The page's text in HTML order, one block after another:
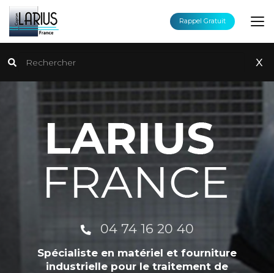
Aller
au
contenu
principal
Rechercher
x
Rappel Gratuit
04 74 16 20 40
Spécialiste en matériel et fourniture
industrielle pour le traitement de